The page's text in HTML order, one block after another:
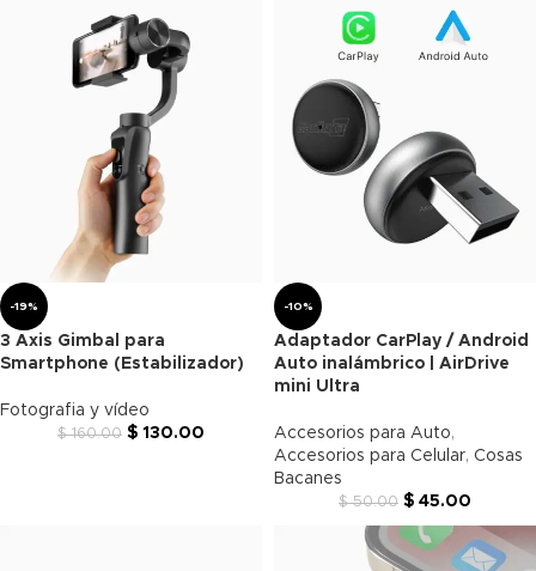
-19%
3 Axis Gimbal para
Smartphone (Estabilizador)
Fotografia y vídeo
$160.00 $ 130.00
-10%
Adaptador CarPlay / Android
Auto inalámbrico | AirDrive
mini Ultra
Accesorios para Auto,
Accesorios para Celular, Cosas
Bacanes
$50.00 $ 45.00